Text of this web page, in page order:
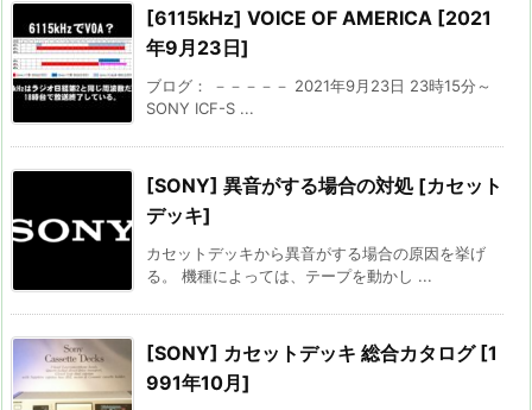
[6115kHz] VOICE OF AMERICA [2021
年9月23日]
ブログ： －－－－－ 2021年9月23日 23時15分～
SONY ICF-S ...
[SONY] 異音がする場合の対処 [カセット
デッキ]
カセットデッキから異音がする場合の原因を挙げ
る。 機種によっては、テープを動かし ...
[SONY] カセットデッキ 総合カタログ [1
991年10月]